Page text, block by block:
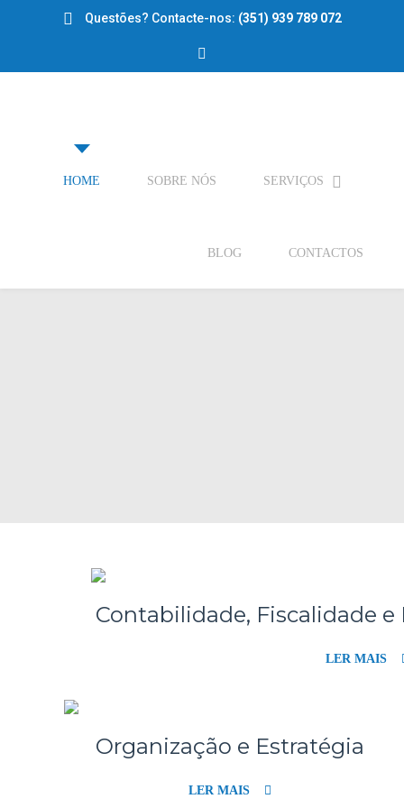
Questões? Contacte-nos: (351) 939 789 072
HOME SOBRE NÓS SERVIÇOS
BLOG CONTACTOS
Contabilidade, Fiscalidade
LER MAIS
Organização e Estratégia
LER MAIS